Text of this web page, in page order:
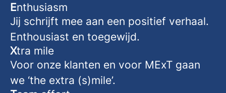
Enthusiasm
Jij schrijft mee aan een positief verhaal.
Enthousiast en toegewijd.
Xtra mile
Voor onze klanten en voor MExT gaan
we ‘the extra (s)mile’.